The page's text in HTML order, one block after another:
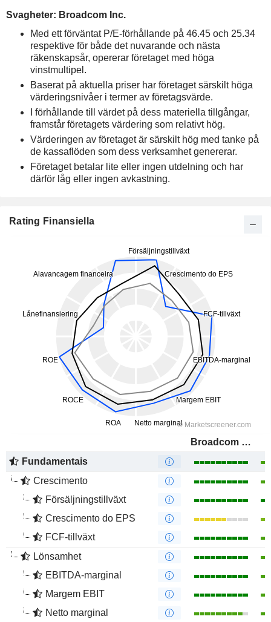
Svagheter: Broadcom Inc.
Med ett förväntat P/E-förhållande på 46.45 och 25.34
respektive för både det nuvarande och nästa
räkenskapsår, opererar företaget med höga
vinstmultipel.
Baserat på aktuella priser har företaget särskilt höga
värderingsnivåer i termer av företagsvärde.
I förhållande till värdet på dess materiella tillgångar,
framstår företagets värdering som relativt hög.
Värderingen av företaget är särskilt hög med tanke på
de kassaflöden som dess verksamhet genererar.
Företaget betalar lite eller ingen utdelning och har
därför låg eller ingen avkastning.
Rating Finansiella
Broadcom Inc.
Fundamentais
Crescimento
Försäljningstillväxt
Crescimento do EPS
FCF-tillväxt
Lönsamhet
EBITDA-marginal
Margem EBIT
Netto marginal